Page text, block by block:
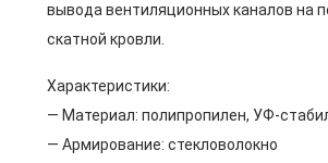
вывода вентиляционных каналов на
скатной кровли.
Характеристики:
— Материал: полипропилен, УФ-
— Армирование: стекловолокно